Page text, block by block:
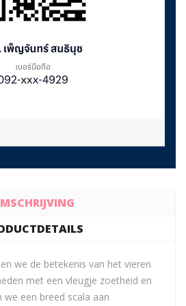
we de betekenis van het vieren
met een vleugje zoetheid en
een breed scala aan